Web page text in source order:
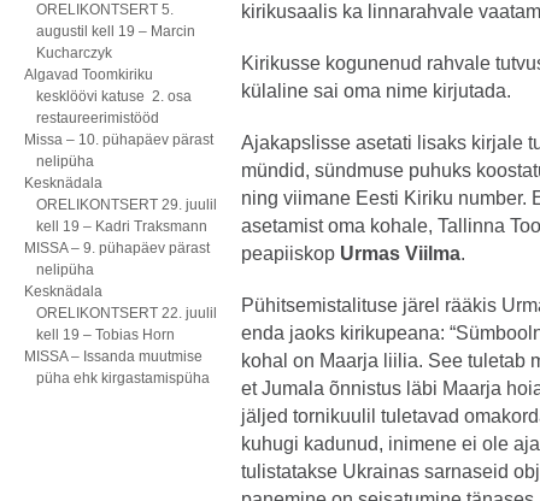
ORELIKONTSERT 5.
augustil kell 19 – Marcin
Kucharczyk
Algavad Toomkiriku
kesklöövi katuse 2. osa
restaureerimistööd
Missa – 10. pühapäev pärast
nelipüha
Kesknädala
ORELIKONTSERT 29. juulil
kell 19 – Kadri Traksmann
MISSA – 9. pühapäev pärast
nelipüha
Kesknädala
ORELIKONTSERT 22. juulil
kell 19 – Tobias Horn
MISSA – Issanda muutmise
püha ehk kirgastamispüha
kirikusaalis ka linnarahvale
Kirikusse kogunenud rahvale
külaline sai oma nime kirjutada.
Ajakapslisse asetati lisaks kirjale
mündid, sündmuse puhuks
ning viimane Eesti Kiriku number.
asetamist oma kohale, Tallinna
peapiiskop Urmas Viilma.
Pühitsemistalituse järel rääkis
enda jaoks kirikupeana:
kohal on Maarja liilia. See tuletab
et Jumala õnnistus läbi Maarja
jäljed tornikuulil tuletavad
kuhugi kadunud, inimene ei ole
tulistatakse Ukrainas sarnaseid